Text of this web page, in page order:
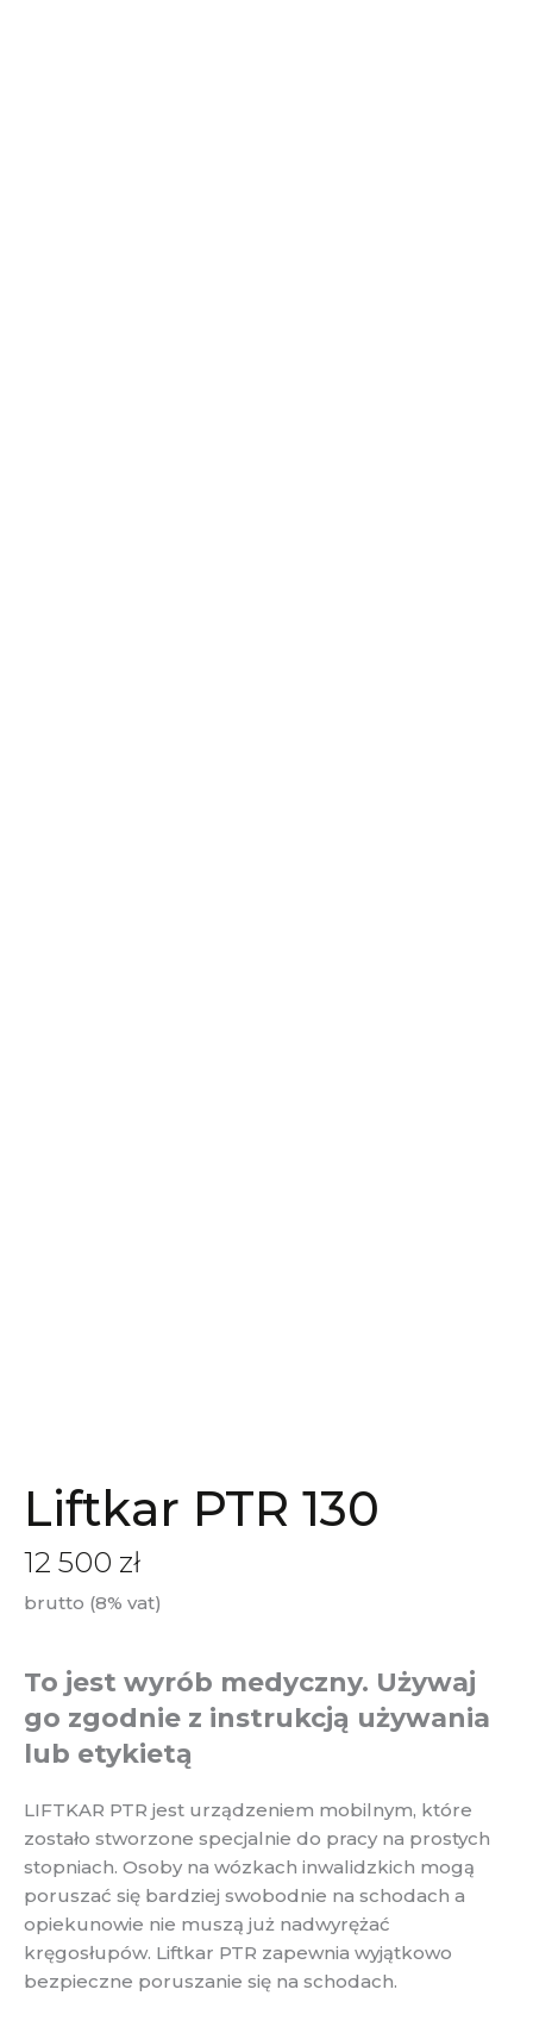
Liftkar PTR 130
12 500 zł
brutto (8% vat)
To jest wyrób medyczny. Używaj
go zgodnie z instrukcją używania
lub etykietą
LIFTKAR PTR jest urządzeniem mobilnym, które
zostało stworzone specjalnie do pracy na prostych
stopniach. Osoby na wózkach inwalidzkich mogą
poruszać się bardziej swobodnie na schodach a
opiekunowie nie muszą już nadwyrężać
kręgosłupów. Liftkar PTR zapewnia wyjątkowo
bezpieczne poruszanie się na schodach.